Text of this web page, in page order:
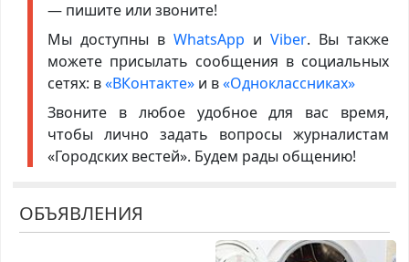
— пишите или звоните!
Мы доступны в WhatsApp иViber. Вы также
можете присылать сообщения в социальных
сетях: в«ВКонтакте»и в«Одноклассниках»
Звоните в любое удобное для вас время,
чтобы лично задать вопросы журналистам
«Городских вестей». Будем рады общению!
ОБЪЯВЛЕНИЯ